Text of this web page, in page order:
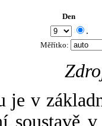
Den
.
Měřítko:
je v
soustavě